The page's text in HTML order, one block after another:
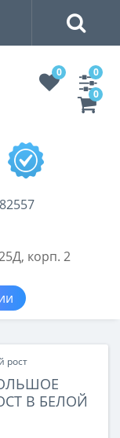
0
0
0
корп. 2
рост
В БЕЛОЙ